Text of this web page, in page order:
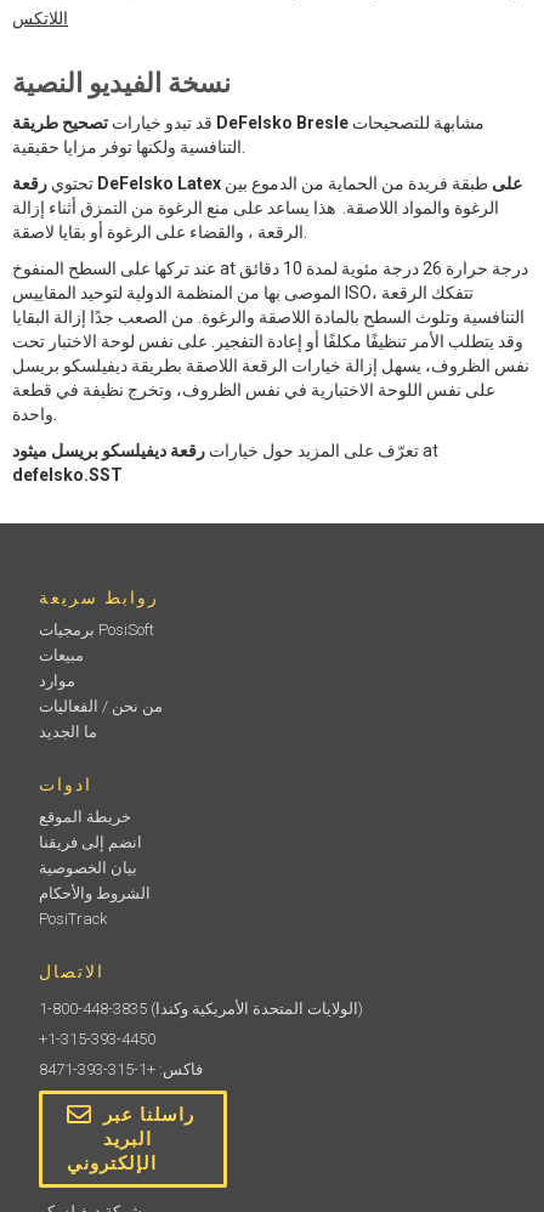
اللاتكس
نسخة الفيديو النصية
قد تبدو خيارات تصحيح طريقة DeFelsko Bresle
تحتوي
رقعة DeFelsko Latex على طبقة فريدة من الحماية من الدموع بين
الرغوة والمواد اللاصقة. هذا يساعد على منع الرغوة من التمزق أثناء إزالة
عند تركها على السطح المنفوخ at درجة حرارة 26 درجة مئوية لمدة 10 دقائق
الموصى بها من المنظمة الدولية لتوحيد المقاييس ISO، تتفكك الرقعة
التنافسية وتلوث السطح بالمادة اللاصقة والرغوة. من الصعب جدًا إزالة البقايا
وقد يتطلب الأمر تنظيفًا مكلفًا أو إعادة التفجير. على نفس لوحة الاختبار تحت
نفس الظروف، يسهل إزالة خيارات الرقعة اللاصقة بطريقة ديفيلسكو بريسل
على نفس اللوحة الاختبارية في نفس الظروف، وتخرج نظيفة في قطعة
تعرّف على المزيد حول خيارات رقعة ديفيلسكو بريسل ميثود
at
defelsko.SST
روابط سريعة
برمجيات PosiSoft
مبيعات
موارد
من نحن / الفعاليات
ما الجديد
ادوات
خريطة الموقع
انضم إلى فريقنا
بيان الخصوصية
الشروط والأحكام
PosiTrack
الاتصال
1-800-448-3835
(الولايات المتحدة الأمريكية وكندا)
+1-315-393-4450
فاكس: +1-315-393-8471
راسلنا عبر
البريد
الإلكتروني